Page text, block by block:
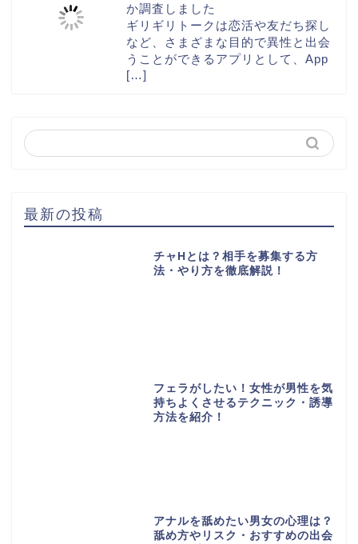
か調査しました
ギリギリトークは恋活や友だち探し
など、さまざまな目的で異性と出会
うことができるアプリとして、App
[…]
最新の投稿
チャHとは？相手を募集する方
法・やり方を徹底解説！
フェラがしたい！女性が男性を気
持ちよくさせるテクニック・誘導
方法を紹介！
アナルを舐めたい男女の心理は？
舐め方やリスク・おすすめの出会